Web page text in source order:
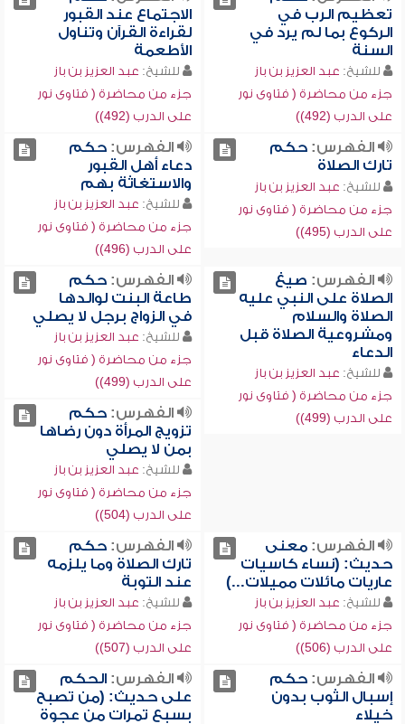
تعظيم الرب في
الركوع بما لم يرد في
السنة
للشيخ: عبد العزيز بن باز
جزء من محاضرة ( فتاوى نور
على الدرب (492))
الاجتماع عند القبور
لقراءة القرآن وتناول
الأطعمة
للشيخ: عبد العزيز بن باز
جزء من محاضرة ( فتاوى نور
على الدرب (492))
الفهرس:حكم
تارك الصلاة
للشيخ: عبد العزيز بن باز
جزء من محاضرة ( فتاوى نور
على الدرب (495))
الفهرس:حكم
دعاء أهل القبور
والاستغاثة بهم
للشيخ: عبد العزيز بن باز
جزء من محاضرة ( فتاوى نور
على الدرب (496))
الفهرس: صيغ
الصلاة على النبي عليه
الصلاة والسلام
ومشروعية الصلاة قبل
الدعاء
للشيخ: عبد العزيز بن باز
جزء من محاضرة ( فتاوى نور
على الدرب (499))
الفهرس:حكم
طاعة البنت لوالدها
في الزواج برجل لا يصلي
للشيخ: عبد العزيز بن باز
جزء من محاضرة ( فتاوى نور
على الدرب (499))
الفهرس:حكم
تزويج المرأة دون رضاها
بمن لا يصلي
للشيخ: عبد العزيز بن باز
جزء من محاضرة ( فتاوى نور
على الدرب (504))
الفهرس:معنى
حديث: (نساء كاسيات
عاريات مائلات مميلات...)
للشيخ: عبد العزيز بن باز
جزء من محاضرة ( فتاوى نور
على الدرب (506))
الفهرس:حكم
تارك الصلاة وما يلزمه
عند التوبة
للشيخ: عبد العزيز بن باز
جزء من محاضرة ( فتاوى نور
على الدرب (507))
الفهرس:حكم
إسبال الثوب بدون
خيلاء
الفهرس:الحكم
على حديث: (من تصبح
بسبع تمرات من عجوة